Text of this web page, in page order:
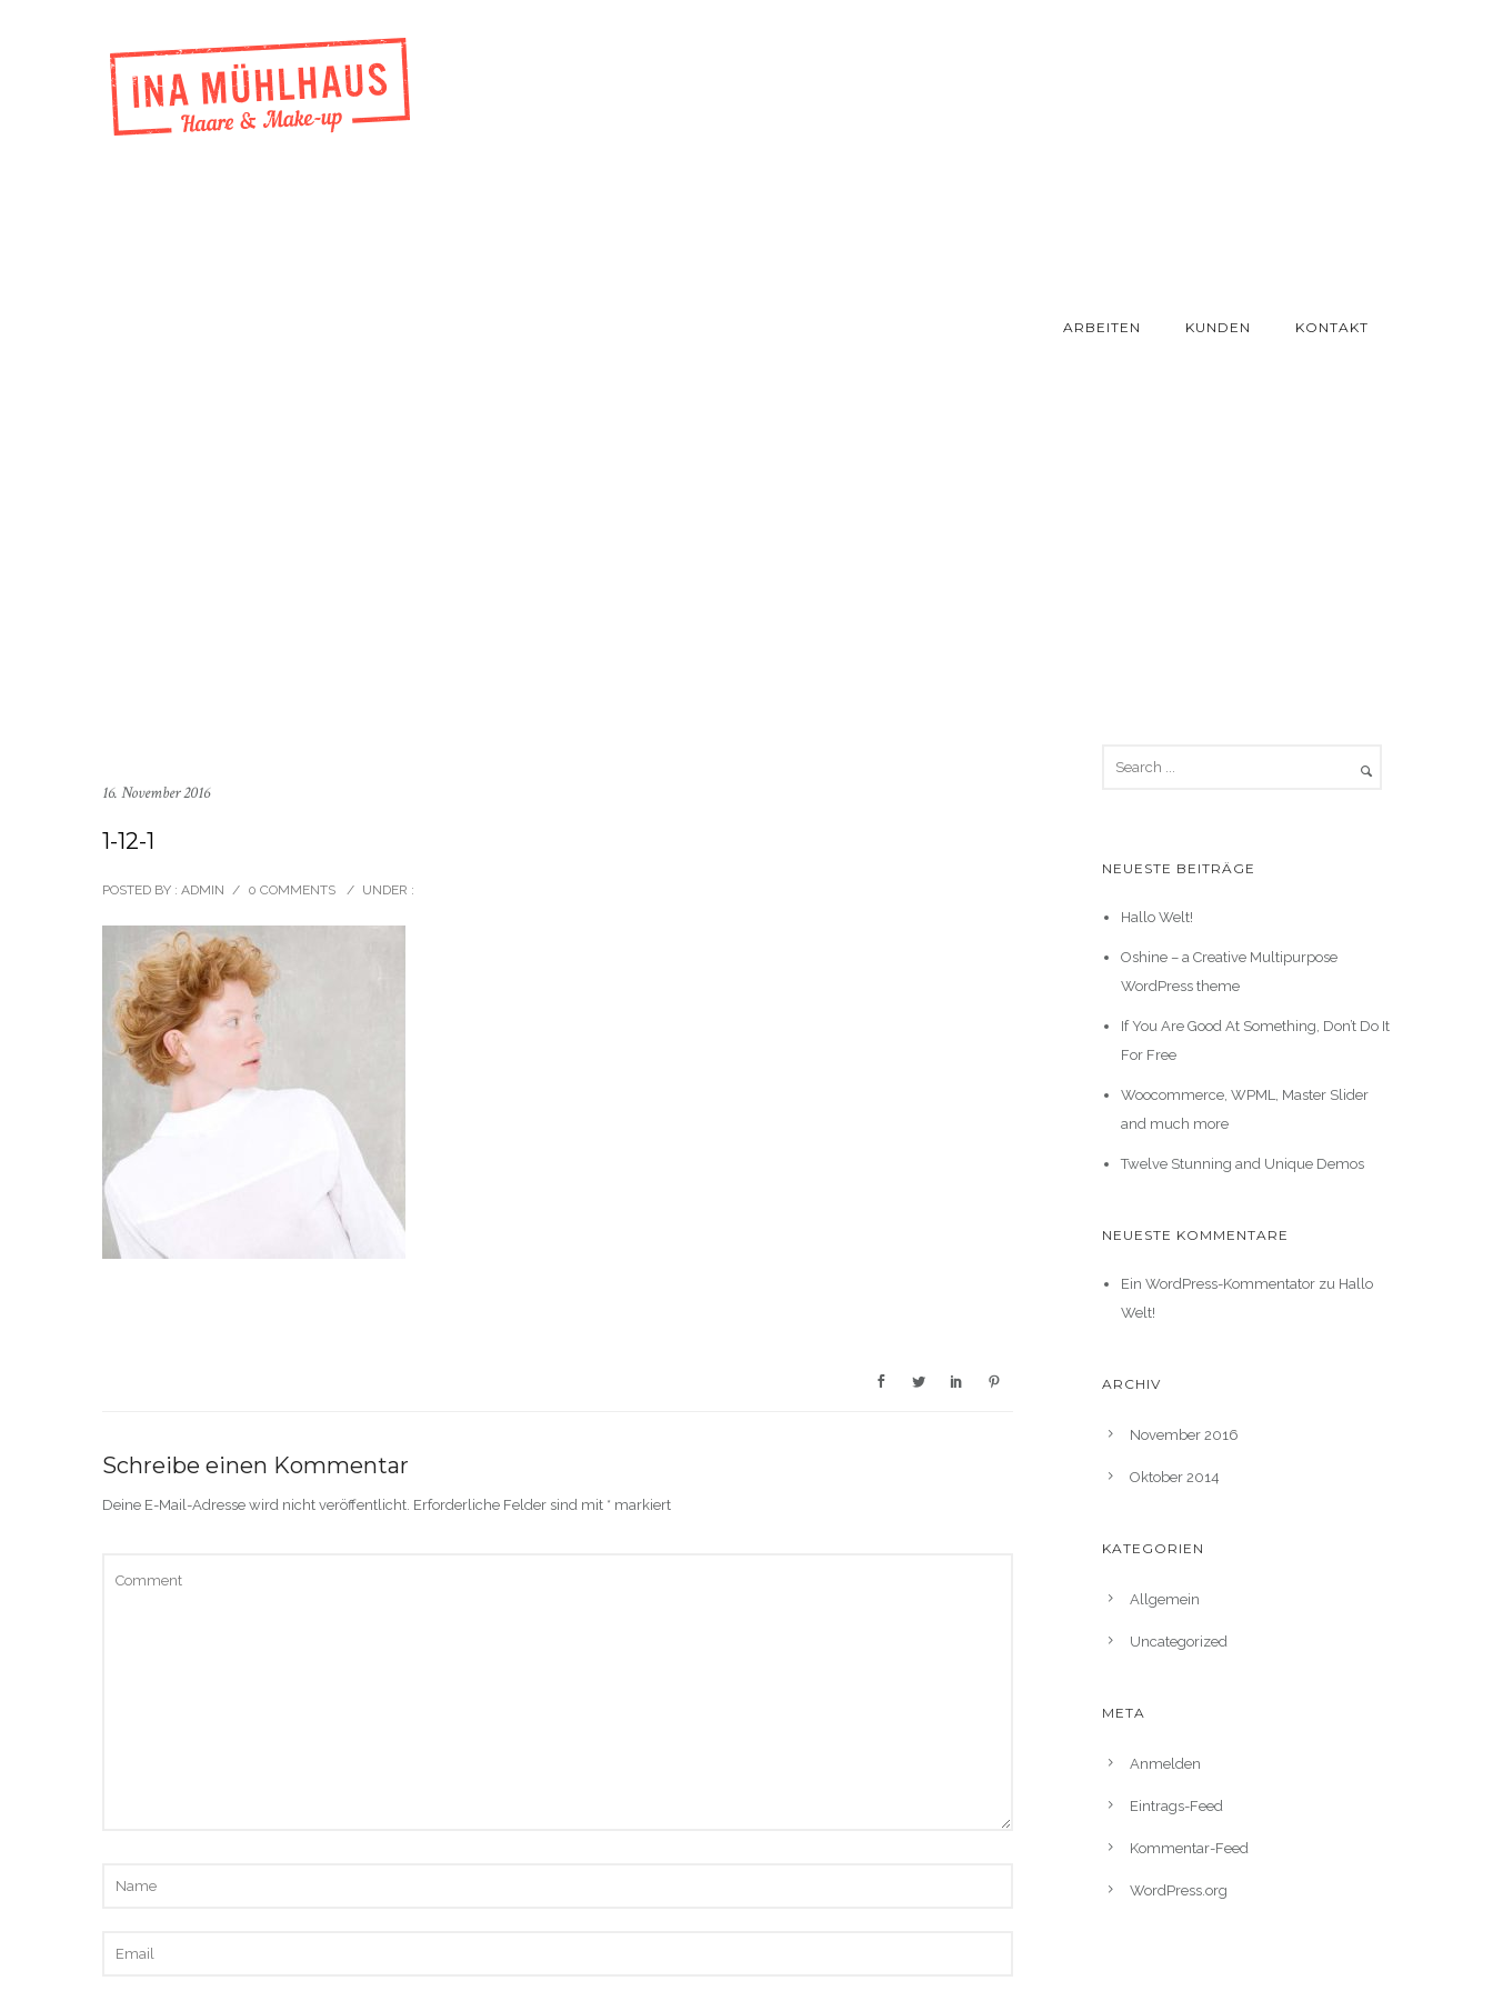
ARBEITEN KUNDEN KONTAKT
16. November 2016
1-12-1
POSTED BY : ADMIN / 0 COMMENTS / UNDER :
Schreibe einen Kommentar
Deine E-Mail-Adresse wird nicht veröffentlicht. Erforderliche Felder sind mit * markiert
NEUESTE BEITRÄGE
Hallo Welt!
Oshine – a Creative Multipurpose
WordPress theme
If You Are Good At Something, Don’t Do It
For Free
Woocommerce, WPML, Master Slider
and much more
Twelve Stunning and Unique Demos
NEUESTE KOMMENTARE
Ein WordPress-Kommentatorzu Hallo
Welt!
ARCHIV
November 2016
Oktober 2014
KATEGORIEN
Allgemein
Uncategorized
META
Anmelden
Eintrags-Feed
Kommentar-Feed
WordPress.org